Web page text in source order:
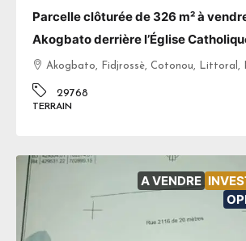
Parcelle clôturée de 326 m² à
Akogbato derrière l’Église
Akogbato, Fidjrossè, Cotonou, Littoral,
29768
TERRAIN
A VENDRE